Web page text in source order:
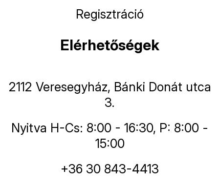
Regisztráció
Elérhetőségek
2112 Veresegyház, Bánki Donát utca
3.
Nyitva H-Cs: 8:00 - 16:30, P: 8:00 -
15:00
+36 30 843-4413